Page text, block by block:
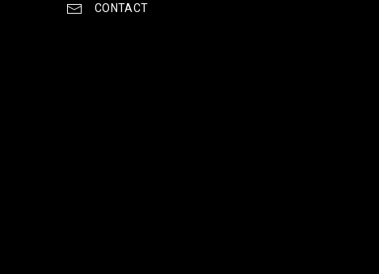
CONTACT